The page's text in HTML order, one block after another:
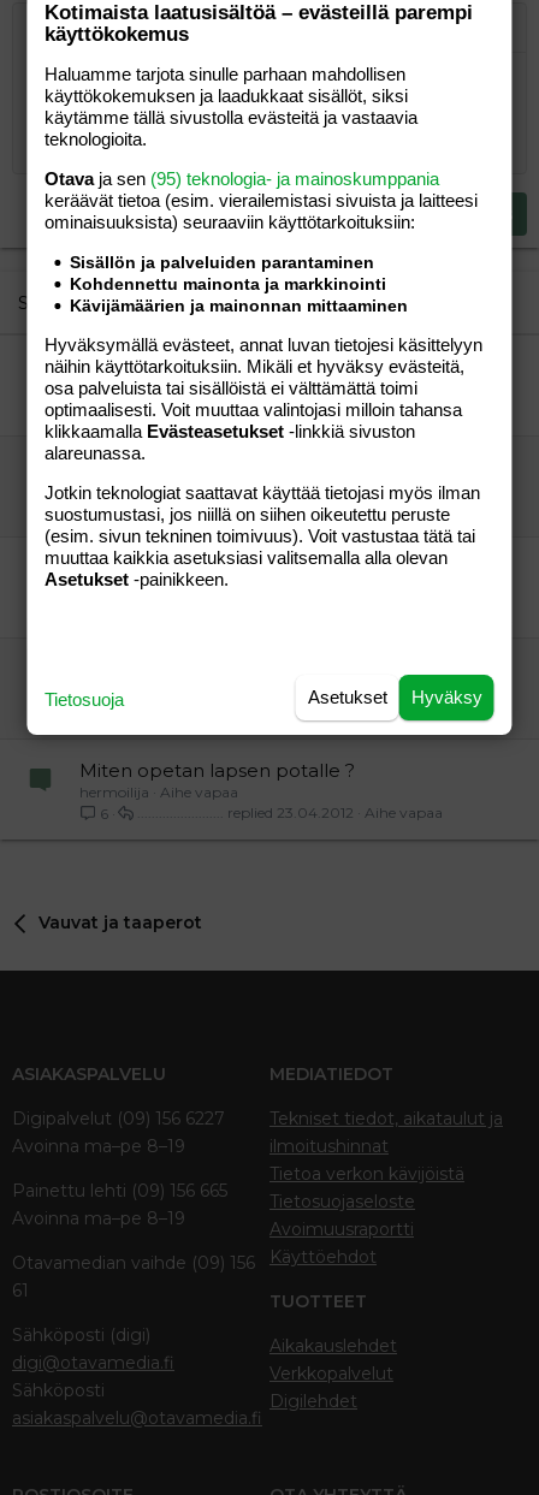
Lihavoitu
Kursivoitu
Laajennettuun editoriin…
Lista
Järjestämätön lista
Suurenna sisennystä
Laajennettuun editoriin…
Fontin koko
9
10
12
15
18
22
26
TekstiväriKirjasintyyli
Arial
Book Antiqua
Georgia
Tahoma
Times New Roman
Trebuchet MS
YliviivaaAlleviivattu
Rivinsisäinen koodi
Rivinsisäinen spoiler
Tasaus Tasaa vasemmalle
Keskitä
Justify text
Paragraph format
Normal
Heading 1
Heading 2
Heading 3
LainausLisää video/media
Lisää taulukko
Insert horizontal line
SpoilerKoodi
Tee uudelleen
BBCode-näkymä
Poista muotoilu
LuonnoksetTallenna luonnos
Poista luonnos
Kirjoita vastaus...
Lähetä vastaus
Similar threads
taantuminen sisaruksen synnyttyä
äiti
Vauvat ja taaperot
0
Vauvat ja taaperot
12.06.2006
äiti
taantuminen sisaruksen synnyttyä
äiti Vauvat ja taaperot
1
Vauvat ja taaperot
13.06.2006
taustalla
apua, mitä teen?
äiti+2lasta Vauvat ja taaperot
täydellinen taantuminen pottailussa, apua?
nansa
5
Vauvat ja taaperot
19.10.2005
Miten opetan lapsen potalle ?
hermoilija
Aihe vapaa
6
Aihe vapaa
23.04.2012
Vauvat ja taaperot
ASIAKASPALVELU
Digipalvelut (09) 156 6227
Avoinna ma–pe 8–19
Painettu lehti (09) 156 665
Avoinna ma–pe 8–19
Otavamedian vaihde (09) 156
61
Sähköposti (digi)
digi@otavamedia.fi
Sähköposti
asiakaspalvelu@otavamedia.fi
MEDIATIEDOT
Tekniset tiedot, aikataulut ja
ilmoitushinnat
Tietoa verkon kävijöistä
Tietosuojaseloste
Avoimuusraportti
Käyttöehdot
TUOTTEET
Aikakauslehdet
Verkkopalvelut
Digilehdet
Kotimaista laatusisältöä – evästeillä parempi
käyttökokemus
Haluamme tarjota sinulle parhaan mahdollisen
käyttökokemuksen ja laadukkaat sisällöt, siksi
käytämme tällä sivustolla evästeitä ja vastaavia
teknologioita.
Otavaja sen (95) teknologia- ja mainoskumppania
keräävät tietoa (esim. vierailemis­tasi sivuista ja laitteesi
ominaisuuk­sista) seuraaviin käyttötarkoituksiin:
Sisällön ja palveluiden parantaminen
Kohdennettu mainonta ja markkinointi
Kävijämäärien ja mainonnan mittaaminen
Hyväksymällä evästeet, annat luvan tietojesi käsittelyyn
näihin käyttötarkoituksiin. Mikäli et hyväksy evästeitä,
osa palveluista tai sisällöistä ei välttämättä toimi
optimaalisesti. Voit muuttaa valintojasi milloin tahansa
klikkaamalla Evästeasetukset -linkkiä sivuston
alareunassa.
Jotkin teknologiat saattavat käyttää tietojasi myös ilman
suostumustasi, jos niillä on siihen oikeutettu peruste
(esim. sivun tekninen toimivuus). Voit vastustaa tätä tai
muuttaa kaikkia asetuksiasi valitsemalla alla olevan
Asetukset -painikkeen.
Hyväksy
Asetukset
Tietosuoja